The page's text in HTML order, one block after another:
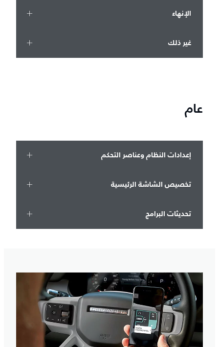
الإنهاء
غير ذلك
عام
إعدادات النظام وعناصر التحكم
تخصيص الشاشة الرئيسية
تحديثات البرامج